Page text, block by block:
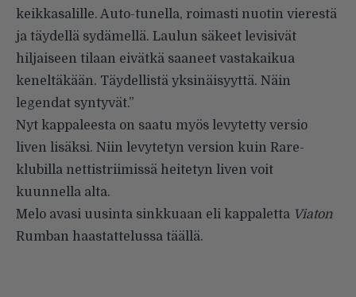
keikkasalille. Auto-tunella, roimasti nuotin vierestä
ja täydellä sydämellä. Laulun säkeet levisivät
hiljaiseen tilaan eivätkä saaneet vastakaikua
keneltäkään. Täydellistä yksinäisyyttä. Näin
legendat syntyvät.”
Nyt kappaleesta on saatu myös levytetty versio
liven lisäksi. Niin levytetyn version kuin Rare-
klubilla nettistriimissä heitetyn liven voit
kuunnella alta.
Melo avasi uusinta sinkkuaan eli kappaletta Viaton
Rumban haastattelussa täällä.